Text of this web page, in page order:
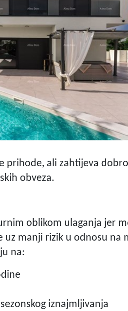
prihode, ali zahtijeva
obveza.
oblikom ulaganja jer
manji rizik u odnosu na
na:
iznajmljivanja